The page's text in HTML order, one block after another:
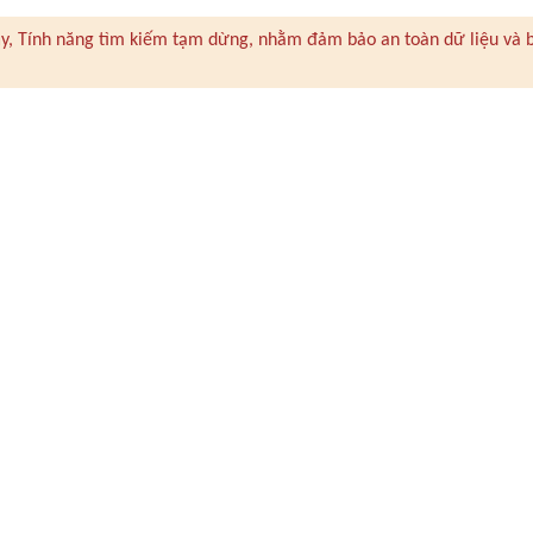
Tính năng tìm kiếm tạm dừng, nhằm đảm bảo an toàn dữ liệu và